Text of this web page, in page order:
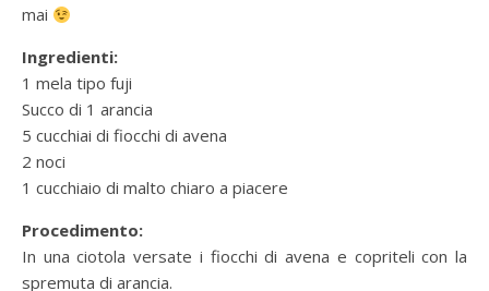
mai
Ingredienti:
1 mela tipo fuji
Succo di 1 arancia
5 cucchiai di fiocchi di avena
2 noci
1 cucchiaio di malto chiaro a piacere
Procedimento:
In una ciotola versate i fiocchi di avena e copriteli con la
spremuta di arancia.